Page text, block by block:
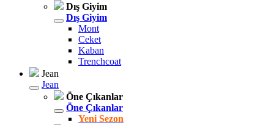
Dış Giyim
Dış Giyim
Mont
Ceket
Kaban
Trenchcoat
Jean
Jean
Öne Çıkanlar
Öne Çıkanlar
Yeni Sezon